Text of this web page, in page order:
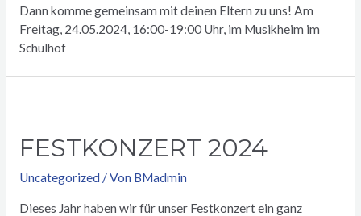
Dann komme gemeinsam mit deinen Eltern zu uns! Am
Freitag, 24.05.2024, 16:00-19:00 Uhr, im Musikheim im
Schulhof
FESTKONZERT 2024
Uncategorized / Von BMadmin
Dieses Jahr haben wir für unser Festkonzert ein ganz